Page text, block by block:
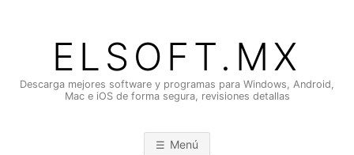
contenidoELSOFT.MX
Descarga mejores software y programas para Windows, Android,
Mac e iOS de forma segura, revisiones detallas
Menú